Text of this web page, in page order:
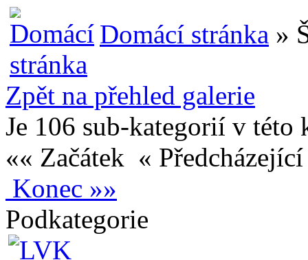
Domácí stránka »
Zpět na přehled galerie
Je 106 sub-kategorií v této
«« Začátek «
Konec »»
Podkategorie